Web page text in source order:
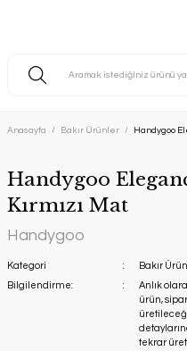
Anasayfa Bakır Ürünler Handygoo
Handygoo
Kırmızı Mat
Handygoo
Kategori Bakır
Bilgilendirme:
Anlık
ürün,
tekrar